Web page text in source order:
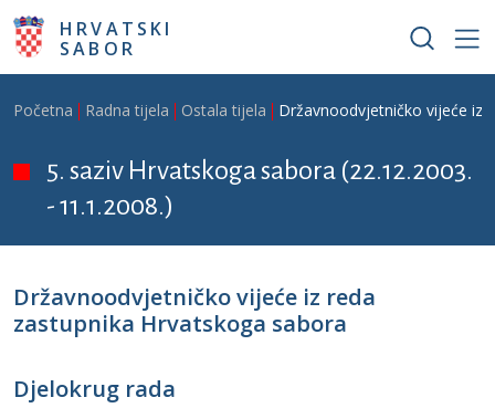
Skoči na glavni sadržaj
HRVATSKI
SABOR
Breadcrumb
Početna Radna tijela Ostala tijela Državnoodvjetničko vijeće iz
5. saziv Hrvatskoga sabora (22.12.2003.
- 11.1.2008.)
Državnoodvjetničko vijeće iz reda
zastupnika Hrvatskoga sabora
Djelokrug rada